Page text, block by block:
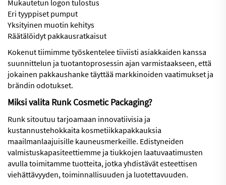
Mukautetun logon tulostus
Eri tyyppiset pumput
Yksityinen muotin kehitys
Räätälöidyt pakkausratkaisut
Kokenut tiimimme työskentelee tiiviisti asiakkaiden kanssa
suunnittelun ja tuotantoprosessin ajan varmistaakseen, että
jokainen pakkaushanke täyttää markkinoiden vaatimukset ja
brändin odotukset.
Miksi valita Runk Cosmetic Packaging?
Runk sitoutuu tarjoamaan innovatiivisia ja
kustannustehokkaita kosmetiikkapakkauksia
maailmanlaajuisille kauneusmerkeille. Edistyneiden
valmistuskapasiteettiemme ja tiukkojen laatuvaatimusten
avulla toimitamme tuotteita, jotka yhdistävät esteettisen
viehättävyyden, toiminnallisuuden ja luotettavuuden.